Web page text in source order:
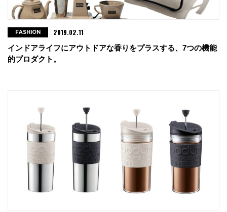
インドアライフにアウトドアな香りをプラスする、7つの機能
的プロダクト。
FASHION 2019.02.11